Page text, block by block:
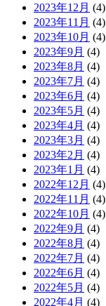
2023年12月 (4)
2023年11月 (4)
2023年10月 (4)
2023年9月 (4)
2023年8月 (4)
2023年7月 (4)
2023年6月 (4)
2023年5月 (4)
2023年4月 (4)
2023年3月 (4)
2023年2月 (4)
2023年1月 (4)
2022年12月 (4)
2022年11月 (4)
2022年10月 (4)
2022年9月 (4)
2022年8月 (4)
2022年7月 (4)
2022年6月 (4)
2022年5月 (4)
2022年4月 (4)